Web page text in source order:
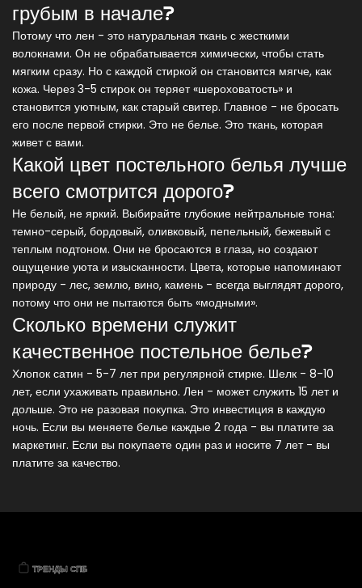
грубым в начале?
Потому что лен - это натуральная ткань с жесткими
волокнами. Он не обрабатывается химически, чтобы стать
мягким сразу. Но с каждой стиркой он становится мягче, как
кожа. Через 3-5 стирок он теряет «шероховатость» и
становится уютным, как старый свитер. Главное - не бросать
его после первой стирки. Это не белье. Это ткань, которая
живет с вами.
Какой цвет постельного белья лучше
всего смотрится дорого?
Не белый, не яркий. Выбирайте глубокие нейтральные тона:
темно-серый, бордовый, оливковый, пепельный, бежевый с
теплым подтоном. Они не бросаются в глаза, но создают
ощущение уюта и изысканности. Цвета, которые напоминают
природу - лес, землю, вино, камень - всегда выглядят дорого,
потому что они не пытаются быть «модными».
Сколько времени служит
качественное постельное белье?
Хлопок сатин - 5-7 лет при регулярной стирке. Шелк - 8-10
лет, если ухаживать правильно. Лен - может служить 15 лет и
дольше. Это не разовая покупка. Это инвестиция в каждую
ночь. Если вы меняете белье каждые 2 года - вы платите за
маркетинг. Если вы покупаете один раз и носите 7 лет - вы
платите за качество.